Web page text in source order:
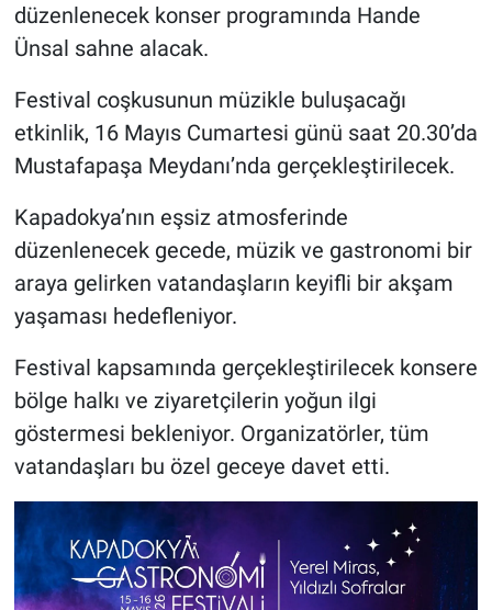
düzenlenecek konser programında Hande
Ünsal sahne alacak.
Festival coşkusunun müzikle buluşacağı
etkinlik, 16 Mayıs Cumartesi günü saat 20.30’da
Mustafapaşa Meydanı’nda gerçekleştirilecek.
Kapadokya’nın eşsiz atmosferinde
düzenlenecek gecede, müzik ve gastronomi bir
araya gelirken vatandaşların keyifli bir akşam
yaşaması hedefleniyor.
Festival kapsamında gerçekleştirilecek konsere
bölge halkı ve ziyaretçilerin yoğun ilgi
göstermesi bekleniyor. Organizatörler, tüm
vatandaşları bu özel geceye davet etti.
Niğde
Aksaray
Kırşehir
Yerel
Genel
Asayiş
Kültür - Sanat
Politika
Magazin
Çevre
Haberde İnsan